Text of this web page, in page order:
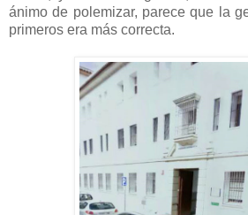
ánimo de polemizar, parece que la
primeros era más correcta.